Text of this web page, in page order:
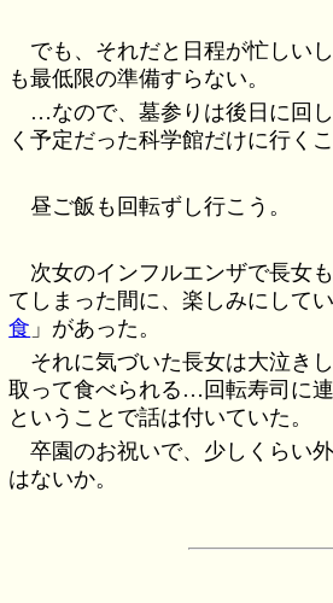
でも、それだと日程が忙しい
も最低限の準備すらない。
…なので、墓参りは後日に回
く予定だった科学館だけに行く
昼ご飯も回転ずし行こう。
次女のインフルエンザで長女
てしまった間に、楽しみにして
食 」があった。
それに気づいた長女は大泣き
取って食べられる…回転寿司に連
ということで話は付いていた。
卒園のお祝いで、少しくらい
はないか。